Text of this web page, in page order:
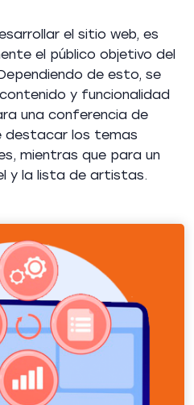
el sitio web, es
el público objetivo del
de esto, se
y funcionalidad
una conferencia de
destacar los temas
mientras que para un
y la lista de artistas.